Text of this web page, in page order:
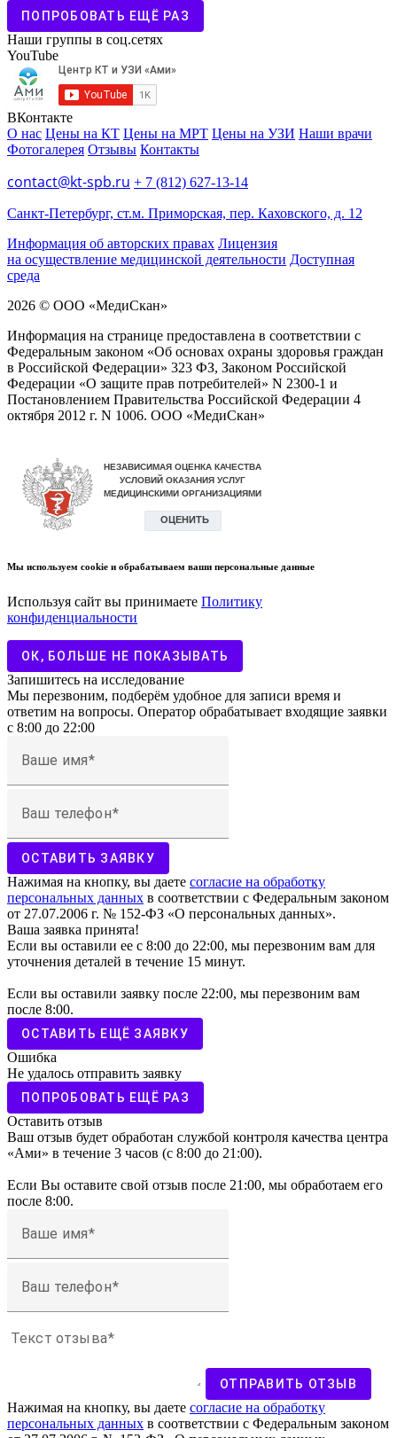
ПОПРОБОВАТЬ ЕЩЁ РАЗ
Наши группы в соц.сетях
YouTube
ВКонтакте
О нас Цены на КТ Цены на МРТ Цены на УЗИ Наши врачи
Фотогалерея Отзывы Контакты
contact@kt-spb.ru + 7 (812) 627-13-14
Санкт-Петербург, ст.м. Приморская, пер. Каховского, д. 12
Информация об авторских правах Лицензия
на осуществление медицинской деятельности Доступная
среда
2026 © ООО «МедиCкан»
Информация на странице предоставлена в соответствии с
Федеральным законом «Об основах охраны здоровья граждан
в Российской Федерации» 323 ФЗ, Законом Российской
Федерации «О защите прав потребителей» N 2300-1 и
Постановлением Правительства Российской Федерации 4
октября 2012 г. N 1006. ООО «МедиСкан»
Мы используем cookie и обрабатываем ваши персональные данные
Используя сайт вы принимаете Политику
конфиденциальности
ОК, БОЛЬШЕ НЕ ПОКАЗЫВАТЬ
Запишитесь на исследование
Мы перезвоним, подберём удобное для записи время и
ответим на вопросы. Оператор обрабатывает входящие заявки
с 8:00 до 22:00
Ваше имя
Ваш телефон
ОСТАВИТЬ ЗАЯВКУ
Нажимая на кнопку, вы даете согласие на обработку
персональных данных в соответствии с Федеральным законом
от 27.07.2006 г. № 152-ФЗ «О персональных данных».
Ваша заявка принята!
Если вы оставили ее с 8:00 до 22:00, мы перезвоним вам для
уточнения деталей в течение 15 минут.
Если вы оставили заявку после 22:00, мы перезвоним вам
после 8:00.
ОСТАВИТЬ ЕЩЁ ЗАЯВКУ
Ошибка
Не удалось отправить заявку
ПОПРОБОВАТЬ ЕЩЁ РАЗ
Оставить отзыв
Ваш отзыв будет обработан службой контроля качества центра
«Ами» в течение 3 часов (с 8:00 до 21:00).
Если Вы оставите свой отзыв после 21:00, мы обработаем его
после 8:00.
Ваше имя
Ваш телефон
Текст отзыва
ОТПРАВИТЬ ОТЗЫВ
Нажимая на кнопку, вы даете согласие на обработку
персональных данных в соответствии с Федеральным законом